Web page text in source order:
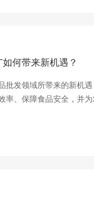
何带来新机遇？
批发领域所带来的新机
、保障食品安全，并为